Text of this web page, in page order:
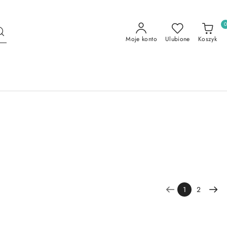
Moje konto Ulubione Koszyk
0
1 2